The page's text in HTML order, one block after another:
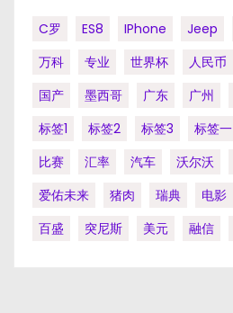
C罗 ES8 IPhone Jeep
万科
专业 世界杯 人民币
国产
墨西哥 广东 广州
标签1
标签2 标签3 标签一
比赛
汇率 汽车 沃尔沃
爱佑未来
猪肉 瑞典 电影
百盛
突尼斯 美元 融信